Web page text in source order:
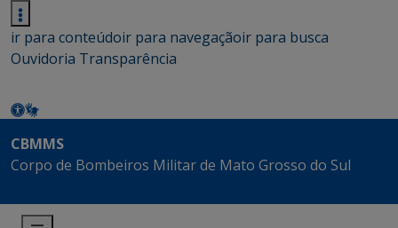
ir para conteúdoir para navegaçãoir para busca
Ouvidoria Transparência
CBMMS
Corpo de Bombeiros Militar de Mato Grosso do Sul